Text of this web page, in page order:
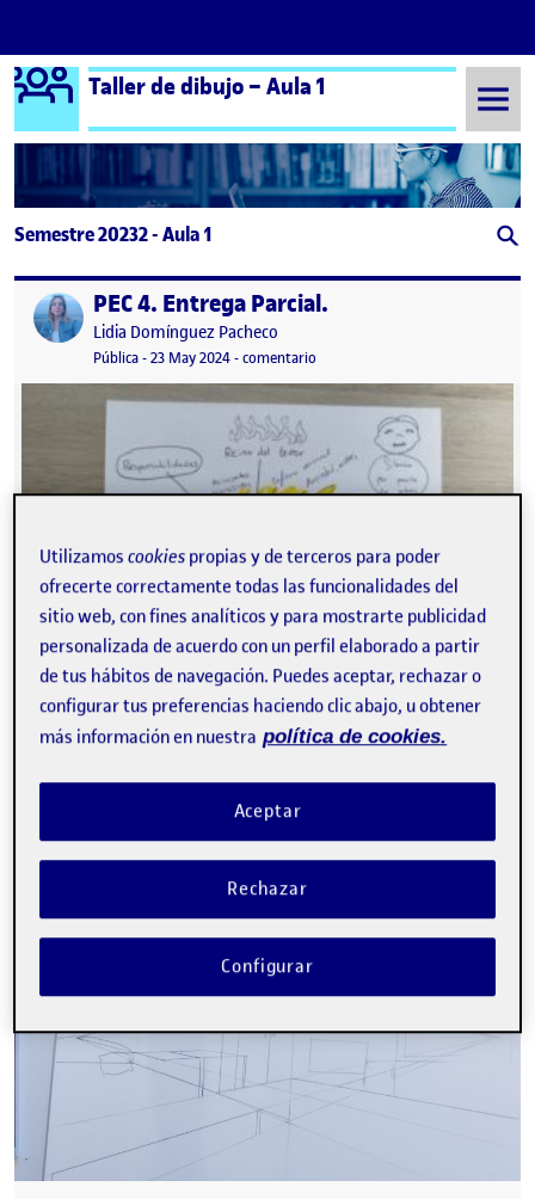
Saltar al contenido
Logo Ágora
Taller de dibujo – Aula 1
Semestre 20232 - Aula 1
Publicado porPEC 4. Entrega Parcial.
Publicado por
Lidia Domínguez Pacheco
Visibilidad:
Pública-Fecha de publicación
23 May 2024-comentario
¡Hola a todos! Estas son mis propuestas para el fanzine. Quiero
reivindicar y dar visibilidad al tema del mobbing, ya que lo…
Pre entrega. PEC 3
Fecha de publicación25 abril, 2024 9:48 pm
- 1 comentario
Utilizamoscookies propias y de terceros para poder
ofrecerte correctamente todas las funcionalidades del
sitio web, con fines analíticos y para mostrarte publicidad
personalizada de acuerdo con un perfil elaborado a partir
de tus hábitos de navegación. Puedes aceptar, rechazar o
configurar tus preferencias haciendo clic abajo, u obtener
más información en nuestra política de cookies.
Rechazar
Aceptar
Configurar